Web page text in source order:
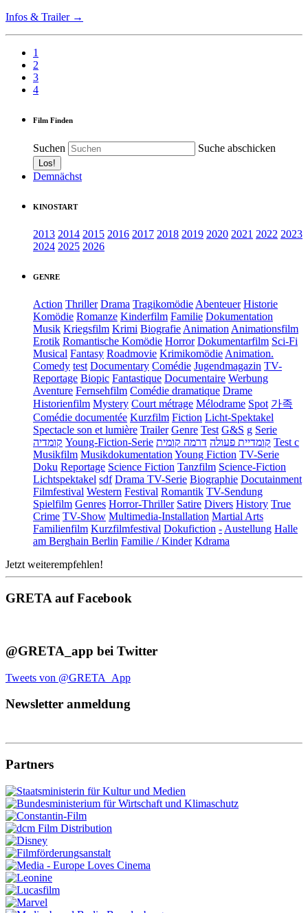
Infos & Trailer →
1
2
3
4
Film Finden
Suchen Suche abschicken
Demnächst
KINOSTART
2013 2014 2015 2016 2017 2018 2019 2020 2021 2022 2023
2024 2025 2026
GENRE
Action Thriller Drama Tragikomödie Abenteuer Historie
Komödie Romanze Kinderfilm Familie Dokumentation
Musik Kriegsfilm Krimi Biografie Animation Animationsfilm
Erotik Romantische Komödie Horror Dokumentarfilm Sci-Fi
Musical Fantasy Roadmovie Krimikomödie Animation.
Comedy test Documentary Comédie Jugendmagazin TV-
Reportage Biopic Fantastique Documentaire Werbung
Aventure Fernsehfilm Comédie dramatique Drame
Historienfilm Mystery Court métrage Mélodrame Spot 가족
Comédie documentée Kurzfilm Fiction Licht-Spektakel
Spectacle son et lumière Trailer Genre Test G&S g Serie
קומדיה Young-Fiction-Serie קומדיית פעולה דרמה קומית
Test c
Musikfilm Musikdokumentation Young Fiction TV-Serie
Doku Reportage Science Fiction Tanzfilm Science-Fiction
Lichtspektakel sdf Drama TV-Serie Biographie Docutainment
Filmfestival Western Festival Romantik TV-Sendung
Spielfilm Genres Horror-Thriller Satire Divers History True
Crime TV-Show Multimedia-Installation Martial Arts
Familienfilm Kurzfilmfestival Dokufiction - Austellung Halle
am Berghain Berlin Familie / Kinder Kdrama
Jetzt weiterempfehlen!
GRETA auf Facebook
@GRETA_app bei Twitter
Tweets von @GRETA_App
Newsletter anmeldung
Partners